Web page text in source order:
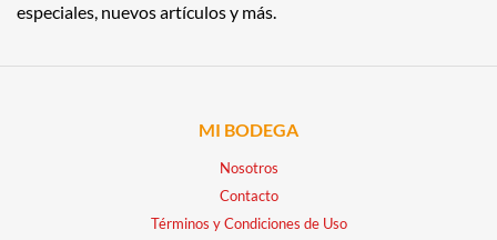
especiales, nuevos artículos y más.
MI BODEGA
Nosotros
Contacto
Términos y Condiciones de Uso